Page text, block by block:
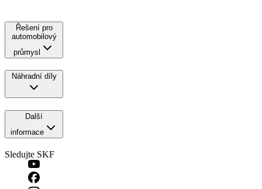
Řešení pro
automobilový
průmysl
Náhradní díly
Další
informace
Sledujte SKF